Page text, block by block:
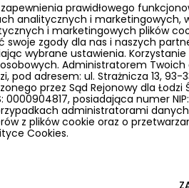
1-5 z 5 pozycji
młodzieżowe bardzo
jednak ich konstrukcje
rowerów dla
sposób korzystania ze
lepszych o setne części
traktują raczej jako zabawę,
prawidłowego
analitycznych i
i marketingowych plików
swoje zgody dla nas i naszych
wybrane ustawienia.
Administratorem Twoich
pod adresem: ul. Strażnicza 13,
przez Sąd Rejonowy dla
posiadająca numer
administratorami
z plików cookie oraz o
Cookies.